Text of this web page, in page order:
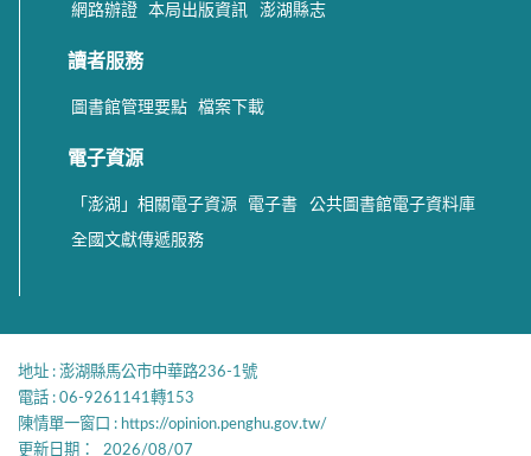
網路辦證 本局出版資訊 澎湖縣志
讀者服務
圖書館管理要點 檔案下載
電子資源
「澎湖」相關電子資源 電子書 公共圖書館電子資料庫
全國文獻傳遞服務
地址 : 澎湖縣馬公市中華路236-1號
電話 : 06-9261141轉153
陳情單一窗口 : https://opinion.penghu.gov.tw/
更新日期：
2026/08/07